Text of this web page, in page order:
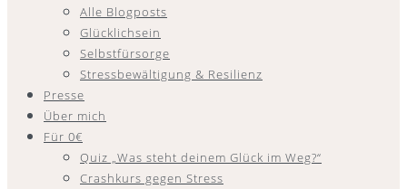
Alle Blogposts
Glücklichsein
Selbstfürsorge
Stressbewältigung & Resilienz
Presse
Über mich
Für 0€
Quiz „Was steht deinem Glück im Weg?“
Crashkurs gegen Stress